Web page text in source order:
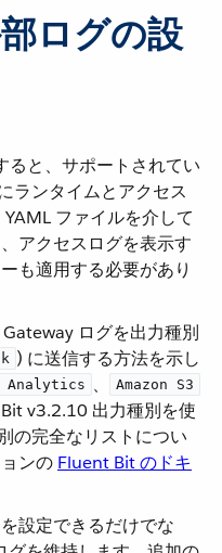
ログの設
と、サポートされてい
ランタイムとアクセス
ファイルを介して
アクセスログを表示す
も適用する必要があり
ログを出力種別
​) に送信する方法を示し
Analytics ​、​ Amazon S3
v3.2.10 出力種別を使
の完全なリストについ
ンの Fluent Bit のドキ
設定できるだけでな